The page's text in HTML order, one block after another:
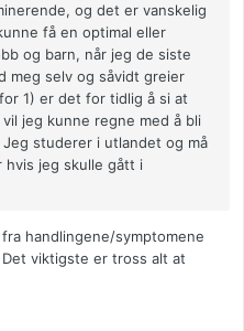
og det er vanskelig
få en optimal eller
og barn, når jeg de siste
meg selv og såvidt greier
1) er det for tidlig å si at
jeg kunne regne med å bli
studerer i utlandet og må
jeg skulle gått i
handlingene/symptomene
viktigste er tross alt at